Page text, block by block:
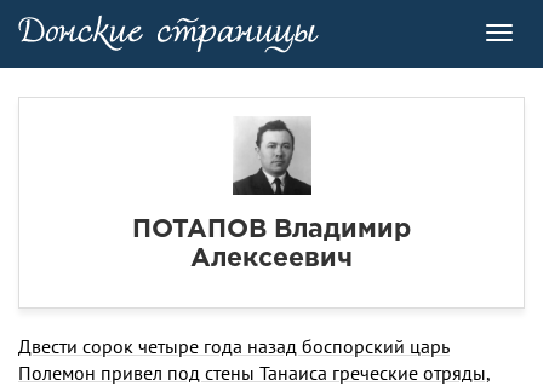
ПОТАПОВ Владимир
Алексеевич
Двести сорок четыре года назад боспорский царь
Полемон привел под стены Танаиса греческие отряды,